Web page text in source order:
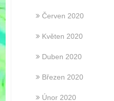
Červen 2020
Květen 2020
Duben 2020
Březen 2020
Únor 2020